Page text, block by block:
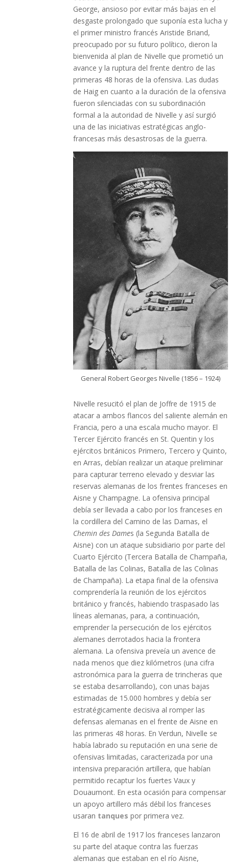
George, ansioso por evitar más bajas en el
desgaste prolongado que suponía esta lucha y
el primer ministro francés Aristide Briand,
preocupado por su futuro político, dieron la
bienvenida al plan de Nivelle que prometió un
avance y la ruptura del frente dentro de las
primeras 48 horas de la ofensiva. Las dudas
de Haig en cuanto a la duración de la ofensiva
fueron silenciadas con su subordinación
formal a la autoridad de Nivelle y así surgió
una de las iniciativas estratégicas anglo-
francesas más desastrosas de la guerra.
General Robert Georges Nivelle (1856 – 1924)
Nivelle resucitó el plan de Joffre de 1915 de
atacar a ambos flancos del saliente alemán en
Francia, pero a una escala mucho mayor. El
Tercer Ejército francés en St. Quentin y los
ejércitos británicos Primero, Tercero y Quinto,
en Arras, debían realizar un ataque preliminar
para capturar terreno elevado y desviar las
reservas alemanas de los frentes franceses en
Aisne y Champagne. La ofensiva principal
debía ser llevada a cabo por los franceses en
la cordillera del Camino de las Damas, el
Chemin des Dames (la Segunda Batalla de
Aisne) con un ataque subsidiario por parte del
Cuarto Ejército (Tercera Batalla de Champaña,
Batalla de las Colinas, Batalla de las Colinas
de Champaña). La etapa final de la ofensiva
comprendería la reunión de los ejércitos
británico y francés, habiendo traspasado las
líneas alemanas, para, a continuación,
emprender la persecución de los ejércitos
alemanes derrotados hacia la frontera
alemana. La ofensiva preveía un avence de
nada menos que diez kilómetros (una cifra
astronómica para la guerra de trincheras que
se estaba desarrollando), con unas bajas
estimadas de 15.000 hombres y debía ser
estratégicamente decisiva al romper las
defensas alemanas en el frente de Aisne en
las primeras 48 horas. En Verdun, Nivelle se
había labrado su reputación en una serie de
ofensivas limitadas, caracterizada por una
intensiva preparación artillera, que habían
permitido recaptur los fuertes Vaux y
Douaumont. En esta ocasión para compensar
un apoyo artillero más débil los franceses
usaran tanques por primera vez.
El 16 de abril de 1917 los franceses lanzaron
su parte del ataque contra las fuerzas
alemanas que estaban en el río Aisne,